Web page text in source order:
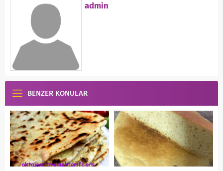
admin
BENZER KONULAR